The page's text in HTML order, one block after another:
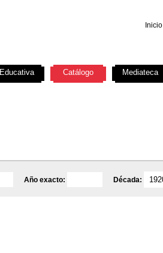
Inicio
Año exacto: Década:
Educativa Catálogo Mediateca